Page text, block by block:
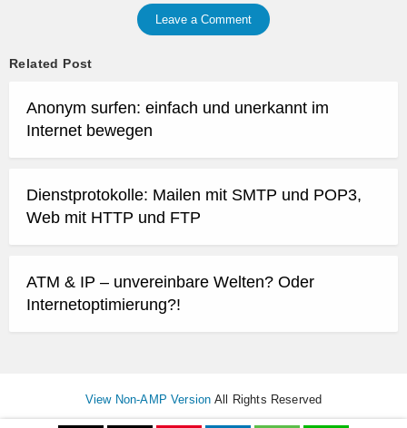
Leave a Comment
Related Post
Anonym surfen: einfach und unerkannt im
Internet bewegen
Dienstprotokolle: Mailen mit SMTP und POP3,
Web mit HTTP und FTP
ATM & IP – unvereinbare Welten? Oder
Internetoptimierung?!
View Non-AMP Version All Rights Reserved